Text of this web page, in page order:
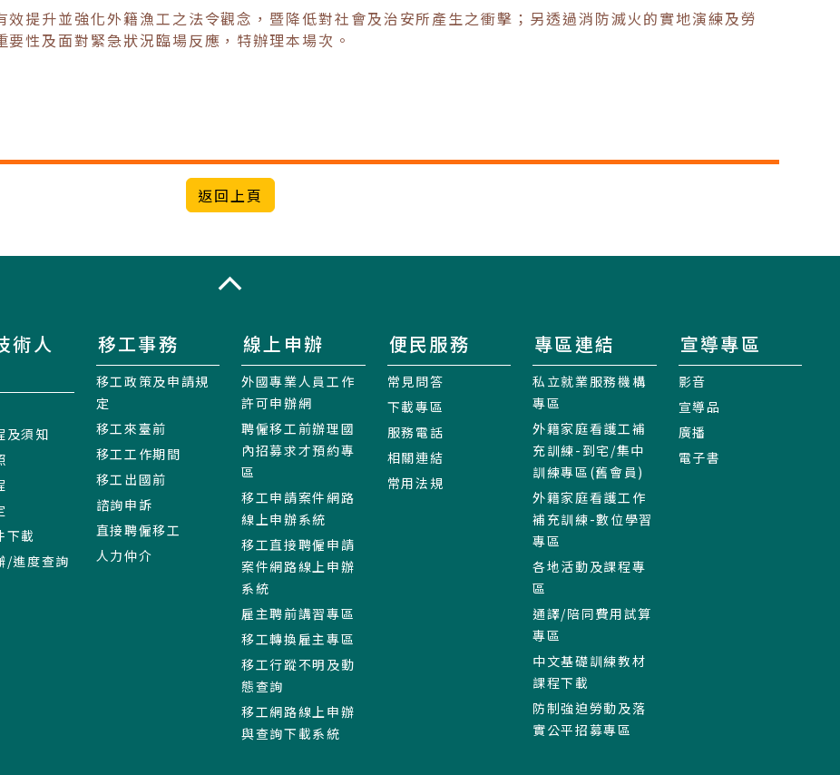
提升並強化外籍漁工之法令觀念，暨降低對社會及治安所產生之衝擊；另透過消防滅火的實地演練及勞
性及面對緊急狀況臨場反應，特辦理本場次。
術人
及須知
下載
/進度查詢
移工事務
移工政策及申請規
定
移工來臺前
移工工作期間
移工出國前
諮詢申訴
直接聘僱移工
人力仲介
線上申辦
外國專業人員工作
許可申辦網
聘僱移工前辦理國
內招募求才預約專
區
移工申請案件網路
線上申辦系統
移工直接聘僱申請
案件網路線上申辦
系統
雇主聘前講習專區
移工轉換雇主專區
移工行蹤不明及動
態查詢
移工網路線上申辦
與查詢下載系統
便民服務
常見問答
下載專區
服務電話
相關連結
常用法規
專區連結
私立就業服務機構
專區
外籍家庭看護工補
充訓練-到宅/集中
訓練專區(舊會員)
外籍家庭看護工作
補充訓練-數位學習
專區
各地活動及課程專
區
通譯/陪同費用試算
專區
中文基礎訓練教材
課程下載
防制強迫勞動及落
實公平招募專區
宣導專區
影音
宣導品
廣播
電子書